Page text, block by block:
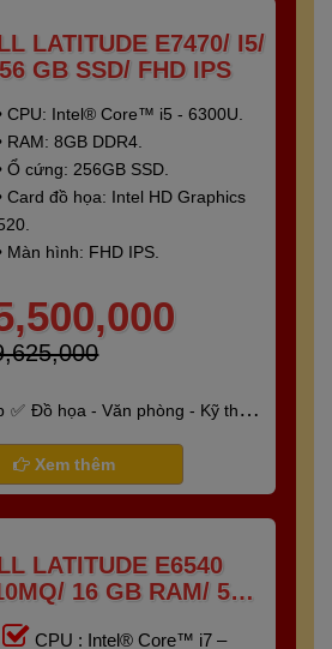
LATITUDE E7470/ I5/
GB SSD/ FHD IPS
CPU: Intel® Core™ i5 - 6300U.
RAM: 8GB DDR4.
Ổ cứng: 256GB SSD.
Card đồ họa: Intel HD Graphics
Màn hình: FHD IPS.
Đồ họa - Văn phòng - Kỹ thuật
6 tháng
Xem thêm
LATITUDE E6540
16 GB RAM/ 512
RADEON HD 8790M/
CPU : Intel® Core™ i7 –